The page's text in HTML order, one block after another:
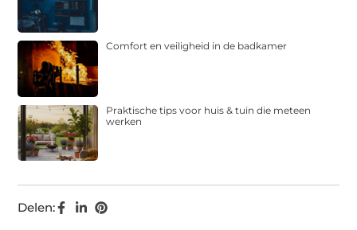
Delen:
Comfort en veiligheid in de badkamer
Praktische tips voor huis & tuin die meteen
werken